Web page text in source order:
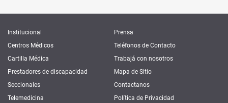
Institucional
Centros Médicos
Cartilla Médica
Prestadores de discapacidad
Seccionales
Telemedicina
Prensa
Teléfonos de Contacto
Trabajá con nosotros
Mapa de Sitio
Contactanos
Política de Privacidad